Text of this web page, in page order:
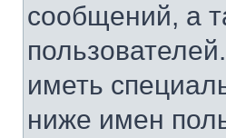
сообщений, а
иметь
ниже имен